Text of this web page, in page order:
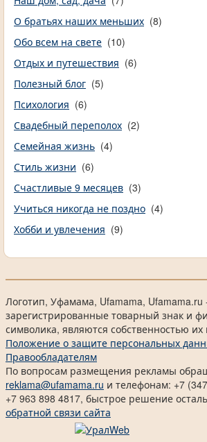
О братьях наших меньших (8)
Обо всем на свете (10)
Отдых и путешествия (6)
Полезный блог (5)
Психология (6)
Свадебный переполох (2)
Семейная жизнь (4)
Стиль жизни (6)
Счастливые 9 месяцев (3)
Учиться никогда не поздно (4)
Хобби и увлечения (9)
Логотип, Уфамама, Ufamama, Ufamama.ru
зарегистрированные товарный знак и
символика, являются собственностью их
Положение о защите персональных
Правообладателям
По вопросам размещения рекламы
reklama@ufamama.ru и телефонам: +7
+7 963 898 4817, быстрое решение
обратной связи сайта